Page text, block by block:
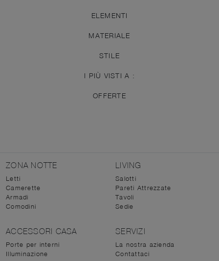
ELEMENTI
MATERIALE
STILE
I PIÙ VISTI A :
OFFERTE
ZONA NOTTE
Letti
Camerette
Armadi
Comodini
LIVING
Salotti
Pareti Attrezzate
Tavoli
Sedie
ACCESSORI CASA
Porte per interni
Illuminazione
SERVIZI
La nostra azienda
Contattaci